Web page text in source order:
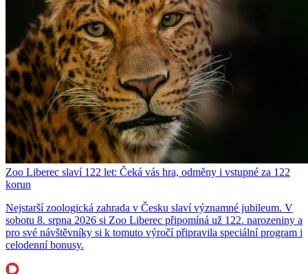
Zoo Liberec slaví 122 let: Čeká vás hra, odměny i vstupné za 122
korun
Nejstarší zoologická zahrada v Česku slaví významné jubileum. V
sobotu 8. srpna 2026 si Zoo Liberec připomíná už 122. narozeniny a
pro své návštěvníky si k tomuto výročí připravila speciální program i
celodenní bonusy.